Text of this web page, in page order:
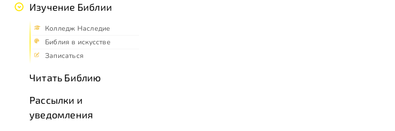
Изучение Библии
Колледж Наследие
Библия в искусстве
Записаться
Читать Библию
Рассылки и
уведомления